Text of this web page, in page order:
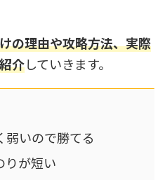
の理由や攻略方法、実際
介していきます。
弱いので勝てる
りが短い